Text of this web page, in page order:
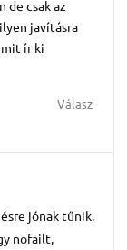
de csak az
javításra
ír ki
Válasz
jónak tűnik.
nofailt,